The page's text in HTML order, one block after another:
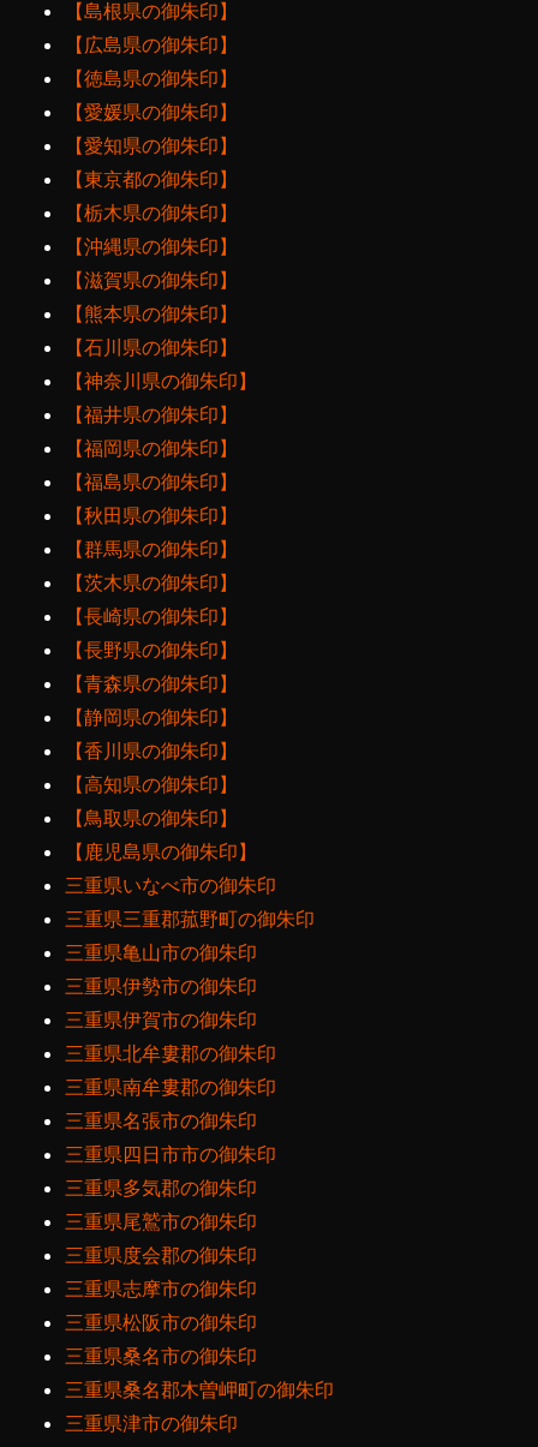
【島根県の御朱印】
【広島県の御朱印】
【徳島県の御朱印】
【愛媛県の御朱印】
【愛知県の御朱印】
【東京都の御朱印】
【栃木県の御朱印】
【沖縄県の御朱印】
【滋賀県の御朱印】
【熊本県の御朱印】
【石川県の御朱印】
【神奈川県の御朱印】
【福井県の御朱印】
【福岡県の御朱印】
【福島県の御朱印】
【秋田県の御朱印】
【群馬県の御朱印】
【茨木県の御朱印】
【長崎県の御朱印】
【長野県の御朱印】
【青森県の御朱印】
【静岡県の御朱印】
【香川県の御朱印】
【高知県の御朱印】
【鳥取県の御朱印】
【鹿児島県の御朱印】
三重県いなべ市の御朱印
三重県三重郡菰野町の御朱印
三重県亀山市の御朱印
三重県伊勢市の御朱印
三重県伊賀市の御朱印
三重県北牟婁郡の御朱印
三重県南牟婁郡の御朱印
三重県名張市の御朱印
三重県四日市市の御朱印
三重県多気郡の御朱印
三重県尾鷲市の御朱印
三重県度会郡の御朱印
三重県志摩市の御朱印
三重県松阪市の御朱印
三重県桑名市の御朱印
三重県桑名郡木曽岬町の御朱印
三重県津市の御朱印